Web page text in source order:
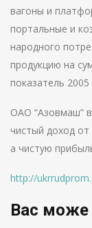
вагоны и
портальные и
народного
продукцию на
показатель 2005
ОАО “Азовмаш”
чистый доход
а чистую
http://
Вас може